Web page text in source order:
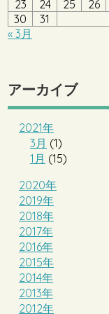
23 24 25 26
30
31
« 3月
アーカイブ
2021年
3月 (1)
1月 (15)
2020年
2019年
2018年
2017年
2016年
2015年
2014年
2013年
2012年